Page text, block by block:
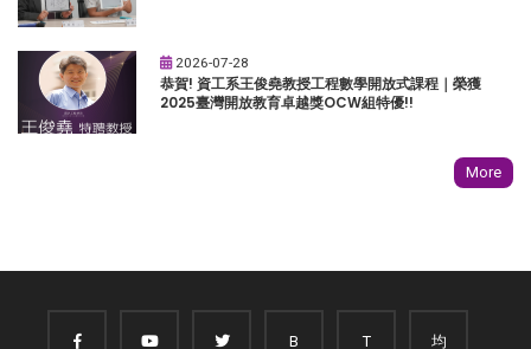
2026-07-28
恭賀! 資工系王俊堯教授工程數學開放式課程｜榮獲
2025臺灣開放教育卓越獎OCW組特優!!
More
B T 均